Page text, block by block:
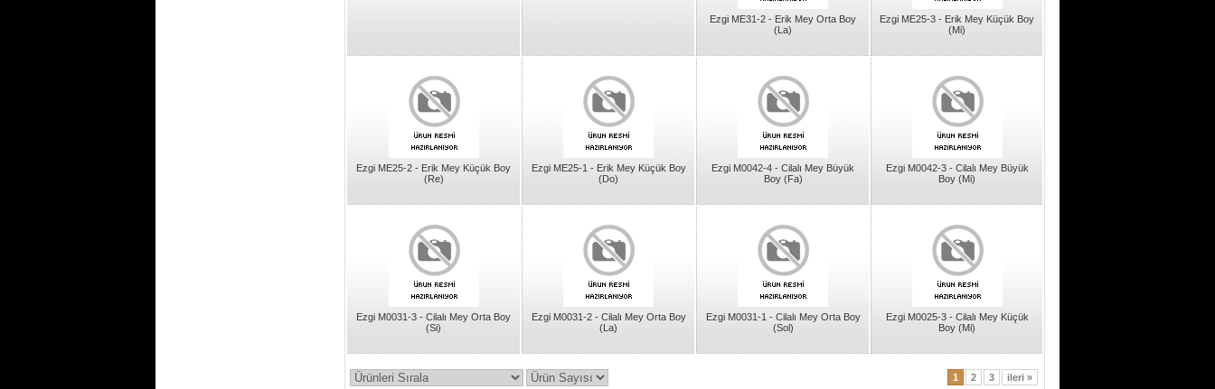
Ezgi ME31-2 - Erik Mey Orta Boy
(La)
Ezgi ME25-3 - Erik Mey Küçük Boy
(Mi)
Ezgi ME25-2 - Erik Mey Küçük Boy
(Re)
Ezgi ME25-1 - Erik Mey Küçük Boy
(Do)
Ezgi M0042-4 - Cilalı Mey Büyük
Boy (Fa)
Ezgi M0042-3 - Cilalı Mey Büyük
Boy (Mi)
Ezgi M0031-3 - Cilalı Mey Orta Boy
(Si)
Ezgi M0031-2 - Cilalı Mey Orta Boy
(La)
Ezgi M0031-1 - Cilalı Mey Orta Boy
(Sol)
Ezgi M0025-3 - Cilalı Mey Küçük
Boy (Mi)
1 2 3 ileri »